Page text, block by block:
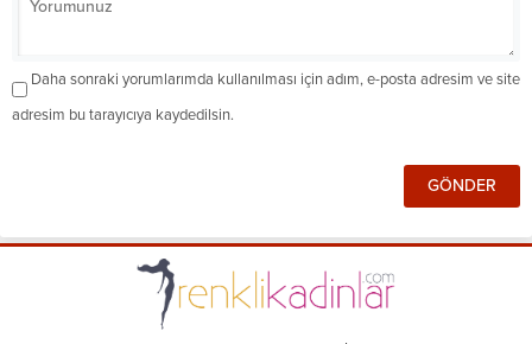
Daha sonraki yorumlarımda kullanılması için adım, e-posta adresim ve site
adresim bu tarayıcıya kaydedilsin.